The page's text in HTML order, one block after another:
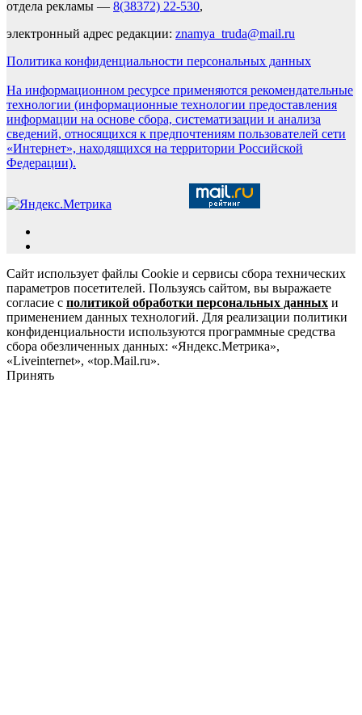
отдела рекламы — 8(38372) 22-530,
электронный адрес редакции: znamya_truda@mail.ru
Политика конфиденциальности персональных данных
На информационном ресурсе применяются рекомендательные
технологии (информационные технологии предоставления
информации на основе сбора, систематизации и анализа
сведений, относящихся к предпочтениям пользователей сети
«Интернет», находящихся на территории Российской
Федерации).
Сайт использует файлы Cookie и сервисы сбора технических
параметров посетителей. Пользуясь сайтом, вы выражаете
согласие с политикой обработки персональных данных и
применением данных технологий. Для реализации политики
конфиденциальности используются программные средства
сбора обезличенных данных: «Яндекс.Метрика»,
«Liveinternet», «top.Mail.ru».
Принять